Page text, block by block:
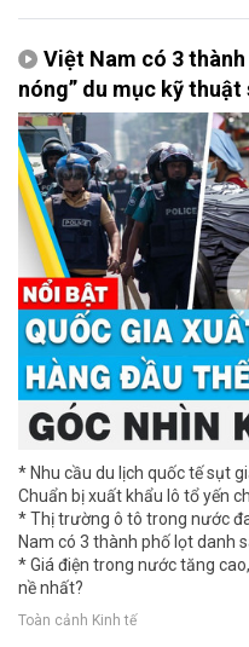
Việt Nam có 3
nóng” du mục kỹ thuật
* Nhu cầu du lịch quốc tế sụt
Chuẩn bị xuất khẩu lô tổ yến
* Thị trường ô tô trong nước
Nam có 3 thành phố lọt danh
* Giá điện trong nước tăng
nề nhất?
Toàn cảnh Kinh tế